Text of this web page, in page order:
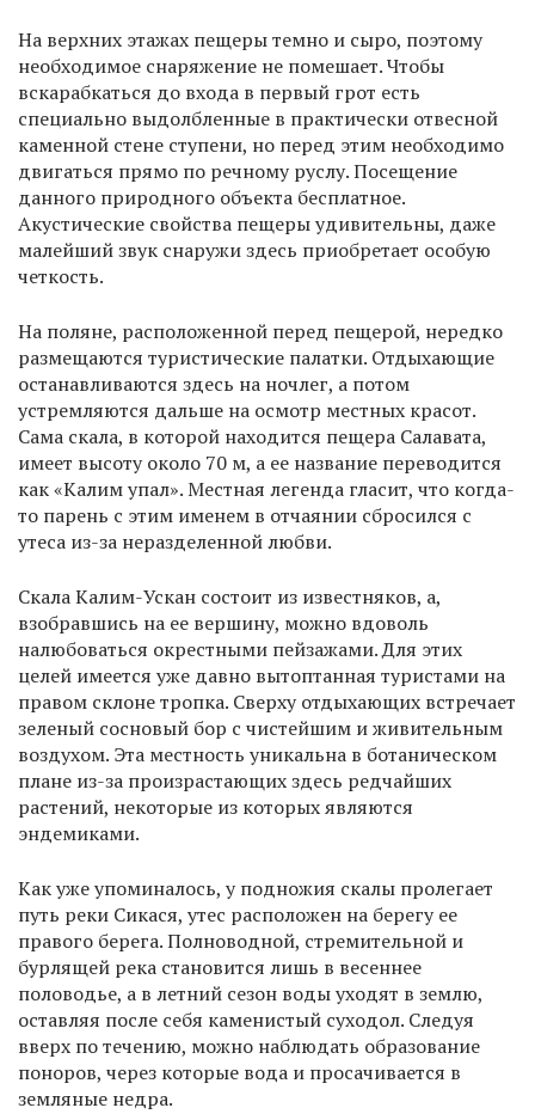
На верхних этажах пещеры темно и сыро, поэтому
необходимое снаряжение не помешает. Чтобы
вскарабкаться до входа в первый грот есть
специально выдолбленные в практически отвесной
каменной стене ступени, но перед этим необходимо
двигаться прямо по речному руслу. Посещение
данного природного объекта бесплатное.
Акустические свойства пещеры удивительны, даже
малейший звук снаружи здесь приобретает особую
четкость.
На поляне, расположенной перед пещерой, нередко
размещаются туристические палатки. Отдыхающие
останавливаются здесь на ночлег, а потом
устремляются дальше на осмотр местных красот.
Сама скала, в которой находится пещера Салавата,
имеет высоту около 70 м, а ее название переводится
как «Калим упал». Местная легенда гласит, что когда-
то парень с этим именем в отчаянии сбросился с
утеса из-за неразделенной любви.
Скала Калим-Ускан состоит из известняков, а,
взобравшись на ее вершину, можно вдоволь
налюбоваться окрестными пейзажами. Для этих
целей имеется уже давно вытоптанная туристами на
правом склоне тропка. Сверху отдыхающих встречает
зеленый сосновый бор с чистейшим и живительным
воздухом. Эта местность уникальна в ботаническом
плане из-за произрастающих здесь редчайших
растений, некоторые из которых являются
эндемиками.
Как уже упоминалось, у подножия скалы пролегает
путь реки Сикася, утес расположен на берегу ее
правого берега. Полноводной, стремительной и
бурлящей река становится лишь в весеннее
половодье, а в летний сезон воды уходят в землю,
оставляя после себя каменистый суходол. Следуя
вверх по течению, можно наблюдать образование
поноров, через которые вода и просачивается в
земляные недра.